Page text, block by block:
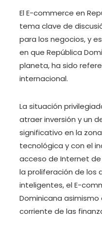
El E-commerce en
tema clave de
para los negocios, y
en que República
planeta, ha sido
internacional.
La situación
atraer inversión y un
significativo en la
tecnológica y con el
acceso de Internet
la proliferación de los
inteligentes, el E-
Dominicana
corriente de las